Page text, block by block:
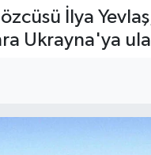
İlya
Ukrayna'ya